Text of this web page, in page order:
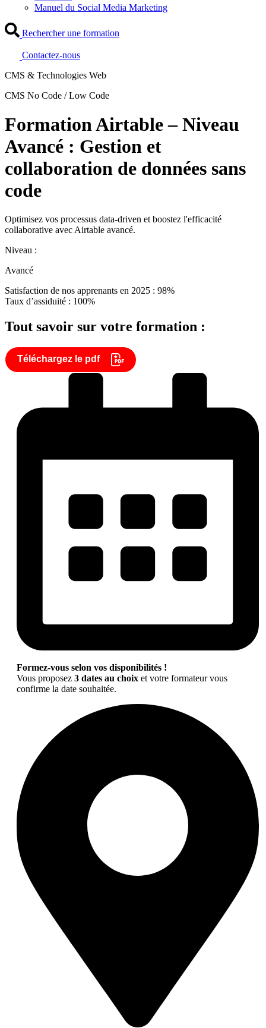
Manuel du Social Media Marketing
Rechercher une formation
Contactez-nous
CMS & Technologies Web
CMS No Code / Low Code
Formation Airtable – Niveau
Avancé : Gestion et
collaboration de données sans
code
Optimisez vos processus data-driven et boostez l'efficacité
collaborative avec Airtable avancé.
Niveau :
Avancé
Satisfaction de nos apprenants en 2025 : 98%
Taux d’assiduité : 100%
Tout savoir sur votre formation :
Téléchargez le pdf
Formez-vous selon vos disponibilités !
Vous proposez 3 dates au choix et votre formateur vous
confirme la date souhaitée.